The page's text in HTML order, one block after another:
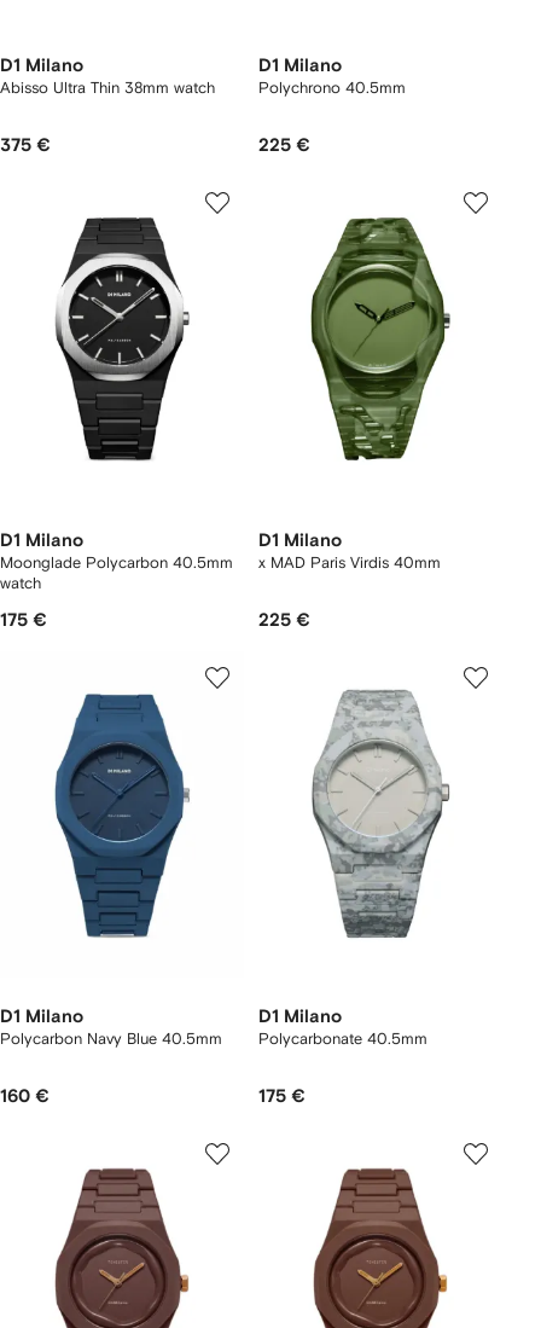
D1 Milano
Abisso Ultra Thin 38mm watch
375 €
D1 Milano
Polychrono 40.5mm
225 €
D1 Milano
Moonglade Polycarbon 40.5mm
watch
175 €
D1 Milano
x MAD Paris Virdis 40mm
225 €
D1 Milano
Polycarbon Navy Blue 40.5mm
160 €
D1 Milano
Polycarbonate 40.5mm
175 €